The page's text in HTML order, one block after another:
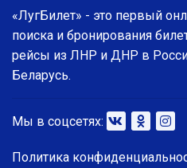
«ЛугБилет» - это первый
поиска и бронирования
рейсы из ЛНР и ДНР в
Беларусь.
Мы в соцсетях:
Политика